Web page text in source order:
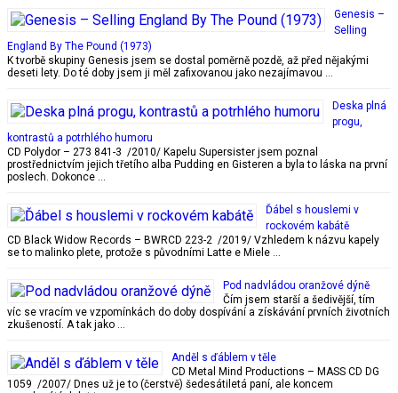
Genesis –
Selling
England By The Pound (1973)
K tvorbě skupiny Genesis jsem se dostal poměrně pozdě, až před nějakými
deseti lety. Do té doby jsem ji měl zafixovanou jako nezajímavou …
Deska plná
progu,
kontrastů a potrhlého humoru
CD Polydor – 273 841-3 /2010/ Kapelu Supersister jsem poznal
prostřednictvím jejich třetího alba Pudding en Gisteren a byla to láska na první
poslech. Dokonce …
Ďábel s houslemi v
rockovém kabátě
CD Black Widow Records – BWRCD 223-2 /2019/ Vzhledem k názvu kapely
se to malinko plete, protože s původními Latte e Miele …
Pod nadvládou oranžové dýně
Čím jsem starší a šedivější, tím
víc se vracím ve vzpomínkách do doby dospívání a získávání prvních životních
zkušeností. A tak jako …
Anděl s ďáblem v těle
CD Metal Mind Productions – MASS CD DG
1059 /2007/ Dnes už je to (čerstvě) šedesátiletá paní, ale koncem